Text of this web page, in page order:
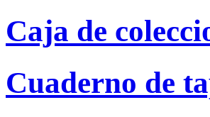
Caja de
Cuaderno de